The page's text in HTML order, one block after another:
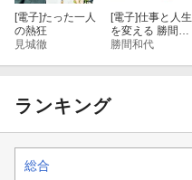
[電子]たった一人
の熱狂
見城徹
[電子]仕事と人生
を変える 勝間家
電
勝間和代
ランキング
総合